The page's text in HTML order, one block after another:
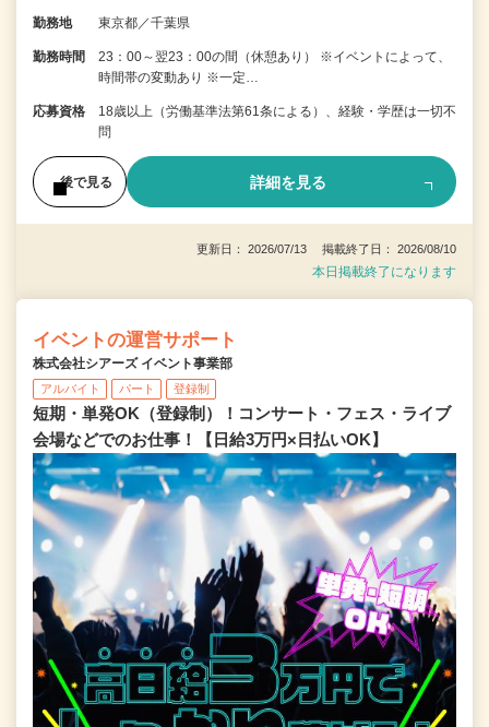
勤務地 東京都／千葉県
勤務時間
23：00～翌23：00の間（休憩あり） ※イベントによって、
時間帯の変動あり ※一定…
応募資格
18歳以上（労働基準法第61条による）、経験・学歴は一切不
問
後で見る 詳細を見る
更新日： 2026/07/13 掲載終了日： 2026/08/10
本日掲載終了になります
イベントの運営サポート
株式会社シアーズ イベント事業部
アルバイト パート 登録制
短期・単発OK（登録制）！コンサート・フェス・ライブ
会場などでのお仕事！【日給3万円×日払いOK】